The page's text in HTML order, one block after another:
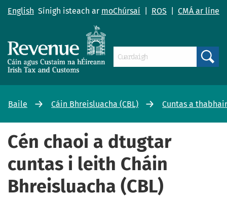
English Sínigh isteach ar moChúrsaí ROS CMÁ ar líne
Baile Cáin Bhreisluacha (CBL) Cuntas a
Cén chaoi a dtugtar
cuntas i leith Cháin
Bhreisluacha (CBL)